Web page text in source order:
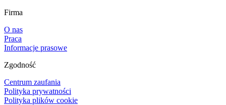
Firma
O nas
Praca
Informacje prasowe
Zgodność
Centrum zaufania
Polityka prywatności
Polityka plików cookie